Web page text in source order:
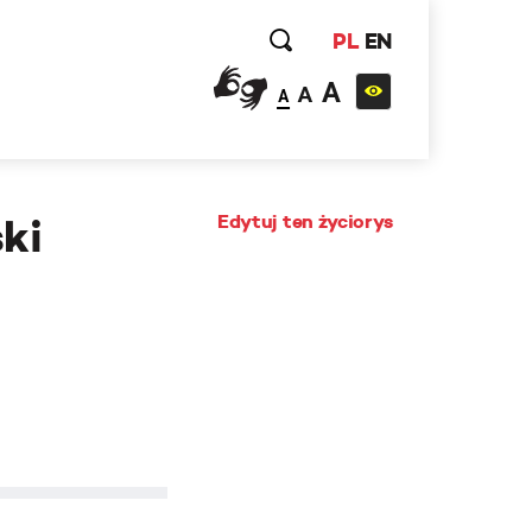
PL EN
A A A
Edytuj ten życiorys